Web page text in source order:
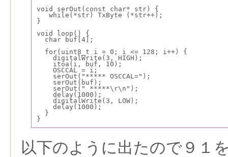
void serOut(const char* str) {
while(*str) TxByte (*str++);
}
void loop() {
char buf[4];
for(uint8_t i = 0; i <= 128; i++) {
digitalWrite(3, HIGH);
itoa(i, buf, 10);
OSCCAL = i;
serOut("***** OSCCAL=");
serOut(buf);
serOut(" *****\r\n");
delay(1000);
digitalWrite(3, LOW);
delay(1000);
}
}
以下のように出たので９１